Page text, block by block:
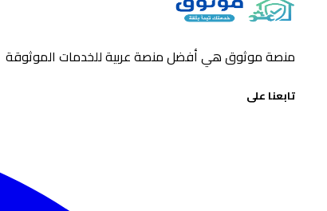
منصة موثوق هي أفضل منصة عربية للخدمات الموثوقة
تابعنا على